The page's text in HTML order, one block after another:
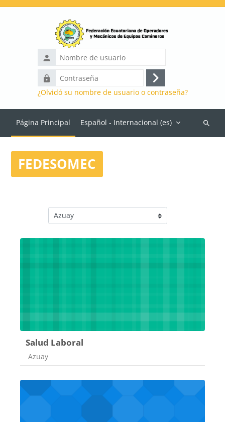
Salta al contenido principal
Nombre
de
usuario
Contraseña
Acceder
¿Olvidó su nombre de usuario o contraseña?
Página Principal Español - Internacional ‎(es)‎
Buscar
FEDESOMEC
Categorías
Salud Laboral
Categoría de cursos
Azuay